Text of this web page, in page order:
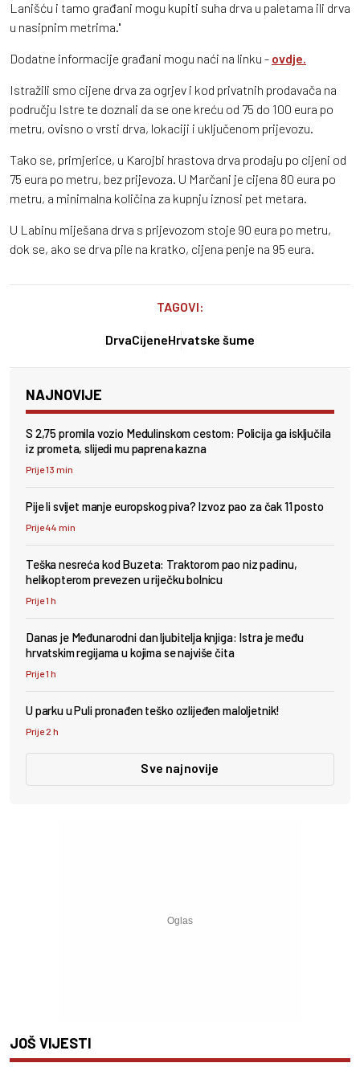
Lanišću i tamo građani mogu kupiti suha drva u paletama ili drva
u nasipnim metrima.''
Dodatne informacije građani mogu naći na linku - ovdje.
Istražili smo cijene drva za ogrjev i kod privatnih prodavača na
području Istre te doznali da se one kreću od 75 do 100 eura po
metru, ovisno o vrsti drva, lokaciji i uključenom prijevozu.
Tako se, primjerice, u Karojbi hrastova drva prodaju po cijeni od
75 eura po metru, bez prijevoza. U Marčani je cijena 80 eura po
metru, a minimalna količina za kupnju iznosi pet metara.
U Labinu miješana drva s prijevozom stoje 90 eura po metru,
dok se, ako se drva pile na kratko, cijena penje na 95 eura.
TAGOVI:
DrvaCijeneHrvatske šume
NAJNOVIJE
S 2,75 promila vozio Medulinskom cestom: Policija ga isključila
iz prometa, slijedi mu paprena kazna
Prije 13 min
Pije li svijet manje europskog piva? Izvoz pao za čak 11 posto
Prije 44 min
Teška nesreća kod Buzeta: Traktorom pao niz padinu,
helikopterom prevezen u riječku bolnicu
Prije 1 h
Danas je Međunarodni dan ljubitelja knjiga: Istra je među
hrvatskim regijama u kojima se najviše čita
Prije 1 h
U parku u Puli pronađen teško ozlijeđen maloljetnik!
Prije 2 h
Sve najnovije
JOŠ VIJESTI